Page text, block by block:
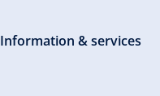
Information & services